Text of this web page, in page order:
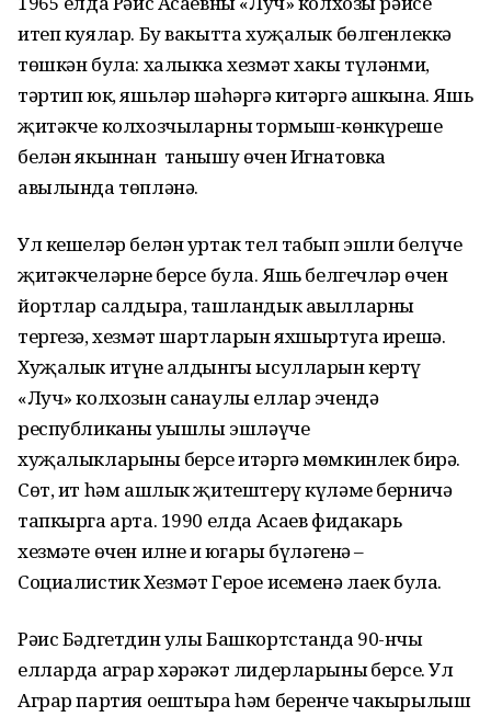
итеп куялар. Бу вакытта хуҗалык бөлгенлеккә
төшкән була: халыкка хезмәт хакы түләнми,
тәртип юк, яшьләр шәһәргә китәргә ашкына. Яшь
җитәкче колхозчыларның тормыш-көнкүреше
белән якыннан танышу өчен Игнатовка
авылында төпләнә.
Ул кешеләр белән уртак тел табып эшли белүче
җитәкчеләрнең берсе була. Яшь белгечләр өчен
йортлар салдыра, ташландык авылларны
тергезә, хезмәт шартларын яхшыртуга ирешә.
Хуҗалык итүнең алдынгы ысулларын кертү
«Луч» колхозын санаулы еллар эчендә
республиканың уңышлы эшләүче
хуҗалыкларының берсе итәргә мөмкинлек бирә.
Сөт, ит һәм ашлык җитештерү күләме берничә
тапкырга арта. 1990 елда Асаев фидакарь
хезмәте өчен илнең иң югары бүләгенә –
Социалистик Хезмәт Герое исеменә лаек була.
Рәис Бәдгетдин улы Башкортстанда 90-нчы
елларда аграр хәрәкәт лидерларының берсе. Ул
Аграр партия оештыра һәм беренче чакырылыш